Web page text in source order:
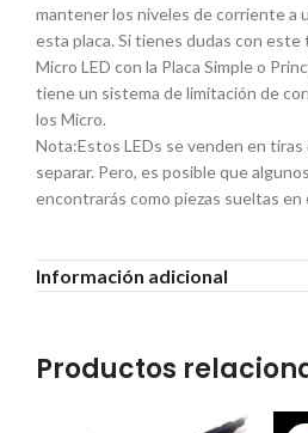
mantener los niveles de corriente a
esta placa. Si tienes dudas con este
Micro LED con la Placa Simple o
tiene un sistema de limitación de
los Micro.
Nota:Estos LEDs se venden en
separar. Pero, es posible que
encontrarás como piezas sueltas en
Información adicional
Productos